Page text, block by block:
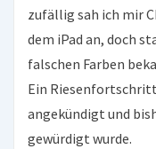
zufällig sah ich mir
dem iPad an, doch
falschen Farben
Ein
angekündigt und
gewürdigt wurde.